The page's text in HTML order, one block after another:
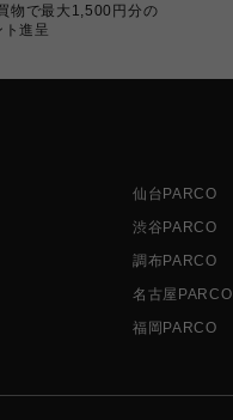
物で最大1,500円分の
進呈
仙台PARCO
渋谷PARCO
調布PARCO
名古屋PARCO
福岡PARCO